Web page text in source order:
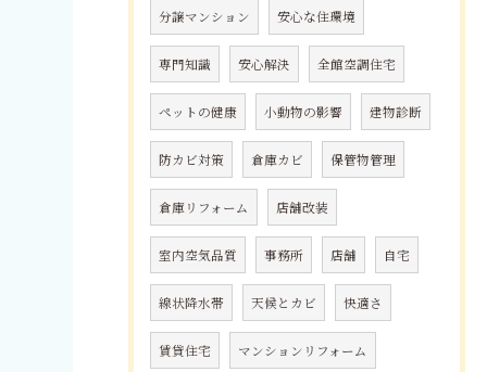
分譲マンション 安心な住環境
専門知識 安心解決 全館空調住宅
ペットの健康 小動物の影響 建物診断
防カビ対策 倉庫カビ 保管物管理
倉庫リフォーム 店舗改装
室内空気品質 事務所 店舗 自宅
線状降水帯 天候とカビ 快適さ
賃貸住宅 マンションリフォーム